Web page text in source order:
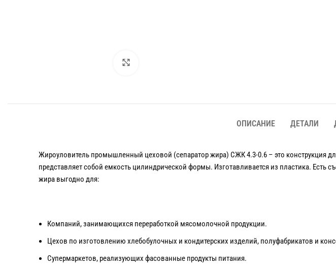
ОПИСАНИЕ ДЕТАЛИ
Жироуловитель промышленный цеховой (сепаратор жира) СЖК 4.3-0.6 – это конструкция
представляет собой емкость цилиндрической формы. Изготавливается из пластика.
жира выгодно для:
Компаний, занимающихся переработкой мясомолочной продукции.
Цехов по изготовлению хлебобулочных и кондитерских изделий, полуфабрикатов и
Супермаркетов, реализующих фасованные продукты питания.